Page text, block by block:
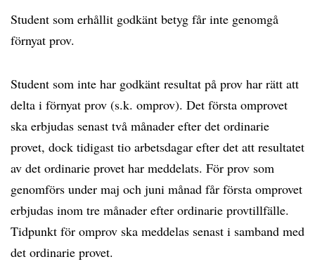
Student som erhållit godkänt betyg får inte genomgå
förnyat prov.
Student som inte har godkänt resultat på prov har rätt att
delta i förnyat prov (s.k. omprov). Det första omprovet
ska erbjudas senast två månader efter det ordinarie
provet, dock tidigast tio arbetsdagar efter det att resultatet
av det ordinarie provet har meddelats. För prov som
genomförs under maj och juni månad får första omprovet
erbjudas inom tre månader efter ordinarie provtillfälle.
Tidpunkt för omprov ska meddelas senast i samband med
det ordinarie provet.